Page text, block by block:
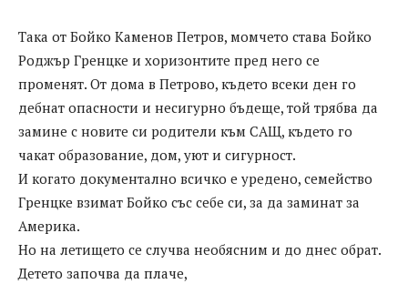
Така от Бойко Каменов Петров, момчето става Бойко
Роджър Гренцке и хоризонтите пред него се
променят. От дома в Петрово, където всеки ден го
дебнат опасности и несигурно бъдеще, той трябва да
замине с новите си родители към САЩ, където го
чакат образование, дом, уют и сигурност.
И когато документално всичко е уредено, семейство
Гренцке взимат Бойко със себе си, за да заминат за
Америка.
Но на летището се случва необясним и до днес обрат.
Детето започва да плаче,